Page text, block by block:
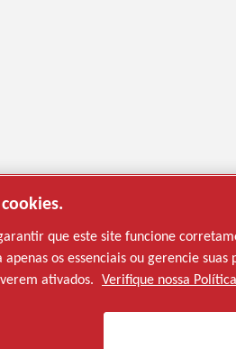
que este site funcione
os essenciais ou gerencie
ativados. Verifique nossa